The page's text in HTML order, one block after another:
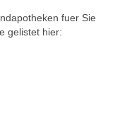
fuer Sie
gelistet hier: